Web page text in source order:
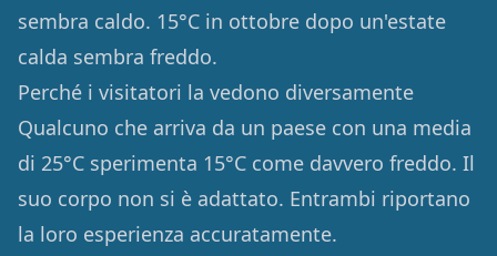
sembra caldo. 15°C in ottobre dopo un'estate
calda sembra freddo.
Perché i visitatori la vedono diversamente
Qualcuno che arriva da un paese con una media
di 25°C sperimenta 15°C come davvero freddo. Il
suo corpo non si è adattato. Entrambi riportano
la loro esperienza accuratamente.